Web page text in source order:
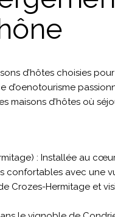
d’hôtes choisies
maisons d’hôtes où
: Installée au
confortables avec une
Crozes-Hermitage et